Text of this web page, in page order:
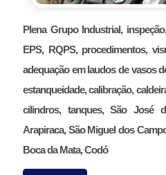
Plena Grupo Industrial,
EPS, RQPS, procedimentos,
adequação em laudos de vasos
estanqueidade, calibração,
cilindros, tanques, São José
Arapiraca, São Miguel dos
Boca da Mata, Codó